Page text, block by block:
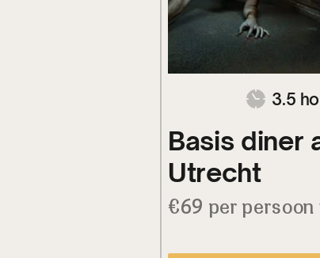
3.5
Basis diner
Utrecht
€69 per persoon